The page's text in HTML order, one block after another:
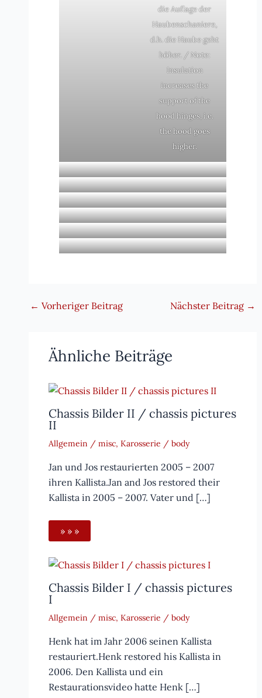
die Auflage der
Haubenschaniere,
d.h. die Haube geht
höher. / Note:
Insulation
increases the
support of the
hood hinges, i.e.
the hood goes
higher.
← Vorheriger Beitrag Nächster Beitrag →
Ähnliche Beiträge
Chassis Bilder II / chassis pictures
II
Allgemein / misc, Karosserie / body
Jan und Jos restaurierten 2005 – 2007
ihren Kallista.Jan and Jos restored their
Kallista in 2005 – 2007. Vater und […]
» » »
Chassis Bilder I / chassis pictures
I
Allgemein / misc, Karosserie / body
Henk hat im Jahr 2006 seinen Kallista
restauriert.Henk restored his Kallista in
2006. Den Kallista und ein
Restaurationsvideo hatte Henk […]